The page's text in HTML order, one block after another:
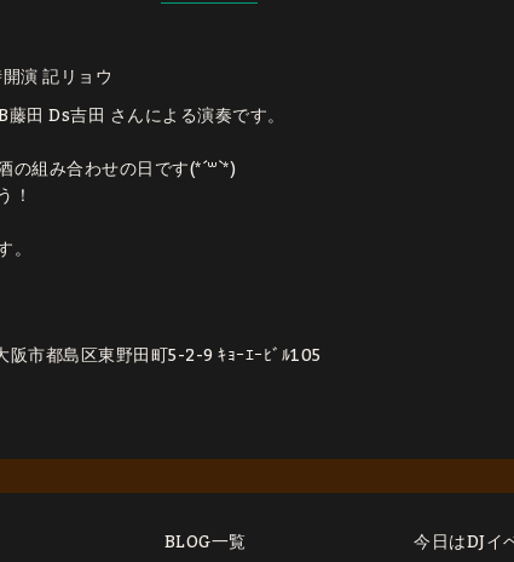
演 記リョウ
田 Ds吉田 さんによる演奏です。
組み合わせの日です(*´꒳`*)
！
市都島区東野田町5-2-9 ｷｮｰｴｰﾋﾞﾙ105
BLOG一覧